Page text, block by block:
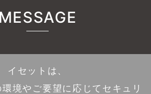
MESSAGE
イセットは、
境やご要望に応じてセキュリ